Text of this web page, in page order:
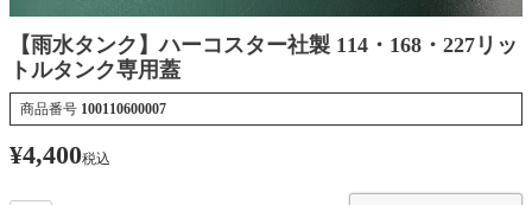
【雨水タンク】ハーコスター社製 114・168・227リッ
トルタンク専用蓋
商品番号 100110600007
¥4,400税込